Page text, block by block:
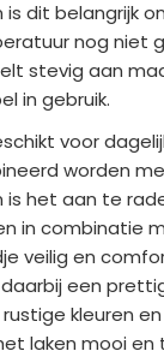
is dit belangrijk
nog niet
stevig aan
in gebruik.
voor
worden
is het aan te
in combinatie
veilig en
een
rustige kleuren
laken mooi en